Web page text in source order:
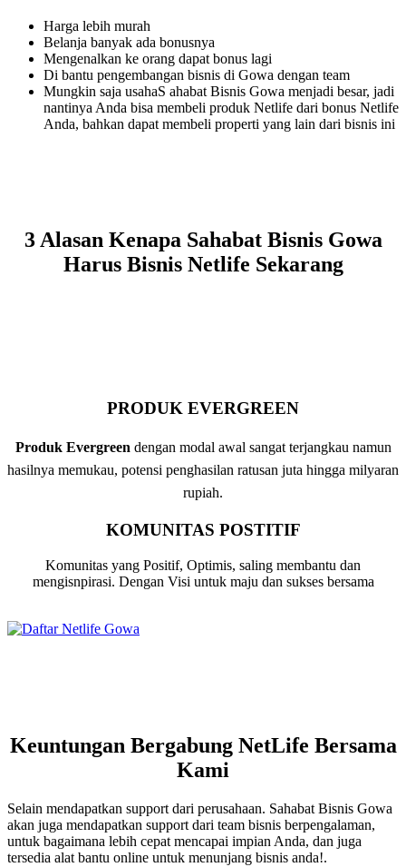
Harga lebih murah
Belanja banyak ada bonusnya
Mengenalkan ke orang dapat bonus lagi
Di bantu pengembangan bisnis di Gowa dengan team
Mungkin saja usahaS ahabat Bisnis Gowa menjadi besar, jadi
nantinya Anda bisa membeli produk Netlife dari bonus Netlife
Anda, bahkan dapat membeli properti yang lain dari bisnis ini
3 Alasan Kenapa Sahabat Bisnis Gowa
Harus Bisnis Netlife Sekarang
PRODUK EVERGREEN
Produk Evergreen dengan modal awal sangat terjangkau namun
hasilnya memukau, potensi penghasilan ratusan juta hingga milyaran
rupiah.
KOMUNITAS POSTITIF
Komunitas yang Positif, Optimis, saling membantu dan
mengisnpirasi. Dengan Visi untuk maju dan sukses bersama
Keuntungan Bergabung NetLife Bersama
Kami
Selain mendapatkan support dari perusahaan. Sahabat Bisnis Gowa
akan juga mendapatkan support dari team bisnis berpengalaman,
untuk bagaimana lebih cepat mencapai impian Anda, dan juga
tersedia alat bantu online untuk menunjang bisnis anda!.